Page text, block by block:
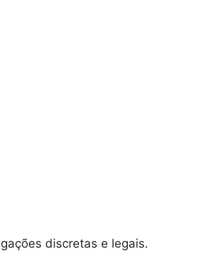
discretas e legais.